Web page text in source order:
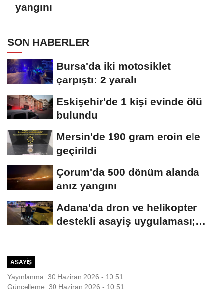
yangını
SON HABERLER
Bursa'da iki motosiklet
çarpıştı: 2 yaralı
Eskişehir'de 1 kişi evinde ölü
bulundu
Mersin'de 190 gram eroin ele
geçirildi
Çorum'da 500 dönüm alanda
anız yangını
Adana'da dron ve helikopter
destekli asayiş uygulaması;
ASAYIŞ
Yayınlanma: 30 Haziran 2026 - 10:51
Güncelleme: 30 Haziran 2026 - 10:51